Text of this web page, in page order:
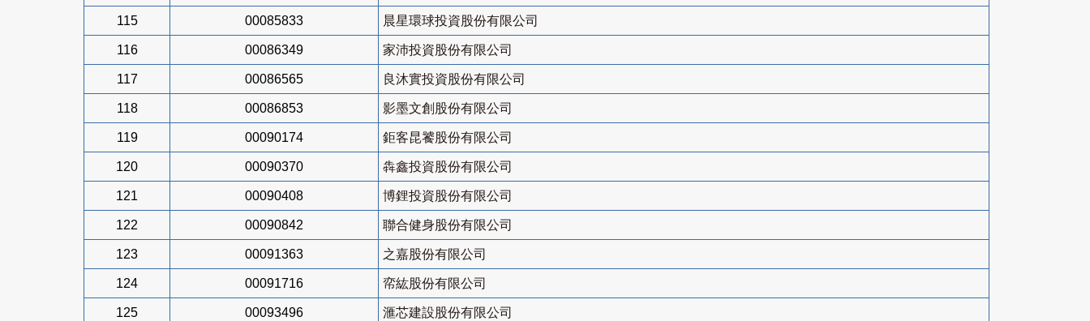
115 00085833 晨星環球投資股份有限公司
116 00086349 家沛投資股份有限公司
117 00086565 良沐實投資股份有限公司
118 00086853 影墨文創股份有限公司
119 00090174 鉅客昆饕股份有限公司
120 00090370 犇鑫投資股份有限公司
121 00090408 博鋰投資股份有限公司
122 00090842 聯合健身股份有限公司
123 00091363 之嘉股份有限公司
124 00091716 帟紘股份有限公司
125 00093496 滙芯建設股份有限公司